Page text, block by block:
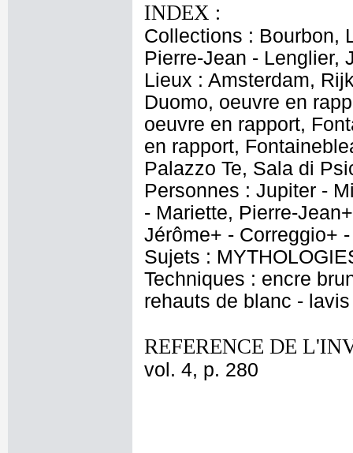
INDEX :
Collections : Bourbon,
Pierre-Jean - Lenglier,
Lieux : Amsterdam,
Duomo, oeuvre en
oeuvre en rapport,
en rapport,
Palazzo Te, Sala di
Personnes : Jupiter -
- Mariette, Pierre-
Jérôme+ - Correggio+
Sujets :
Techniques : encre
rehauts de blanc -
REFERENCE DE
vol. 4, p. 280